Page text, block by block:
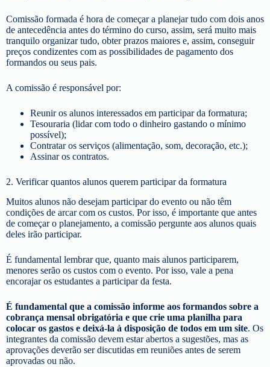
Comissão formada é hora de começar a planejar tudo com dois anos
de antecedência antes do término do curso, assim, será muito mais
tranquilo organizar tudo, obter prazos maiores e, assim, conseguir
preços condizentes com as possibilidades de pagamento dos
formandos ou seus pais.
A comissão é responsável por:
Reunir os alunos interessados em participar da formatura;
Tesouraria (lidar com todo o dinheiro gastando o mínimo
possível);
Contratar os serviços (alimentação, som, decoração, etc.);
Assinar os contratos.
2. Verificar quantos alunos querem participar da formatura
Muitos alunos não desejam participar do evento ou não têm
condições de arcar com os custos. Por isso, é importante que antes
de começar o planejamento, a comissão pergunte aos alunos quais
deles irão participar.
É fundamental lembrar que, quanto mais alunos participarem,
menores serão os custos com o evento. Por isso, vale a pena
encorajar os estudantes a participar da festa.
É fundamental que a comissão informe aos formandos sobre a
cobrança mensal obrigatória e que crie uma planilha para
colocar os gastos e deixá-la à disposição de todos em um site. Os
integrantes da comissão devem estar abertos a sugestões, mas as
aprovações deverão ser discutidas em reuniões antes de serem
aprovadas ou não.